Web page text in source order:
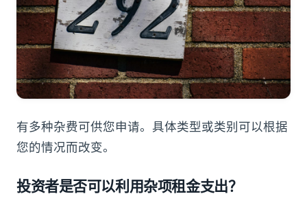
有多种杂费可供您申请。具体类型或类别可以根据
您的情况而改变。
投资者是否可以利用杂项租金支出？